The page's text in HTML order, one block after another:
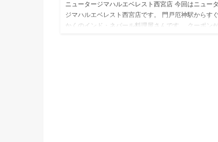
ニュータージマハルエベレスト西宮店 今回はニュー
ジマハルエベレスト西宮店です。 門戸厄神駅からす
かくのインド・ネパール料理屋さんです。 クーポンが